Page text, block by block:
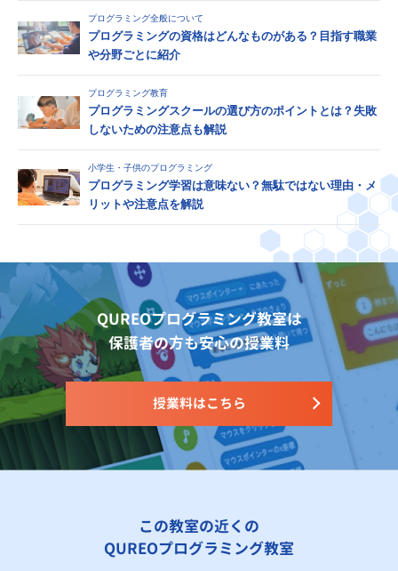
プログラミング全般について
プログラミングの資格はどんなものがある？目指す職業
や分野ごとに紹介
プログラミング教育
プログラミングスクールの選び方のポイントとは？失敗
しないための注意点も解説
小学生・子供のプログラミング
プログラミング学習は意味ない？無駄ではない理由・メ
リットや注意点を解説
QUREOプログラミング教室は
保護者の方も安心の授業料
授業料はこちら
この教室の近くの
QUREOプログラミング教室